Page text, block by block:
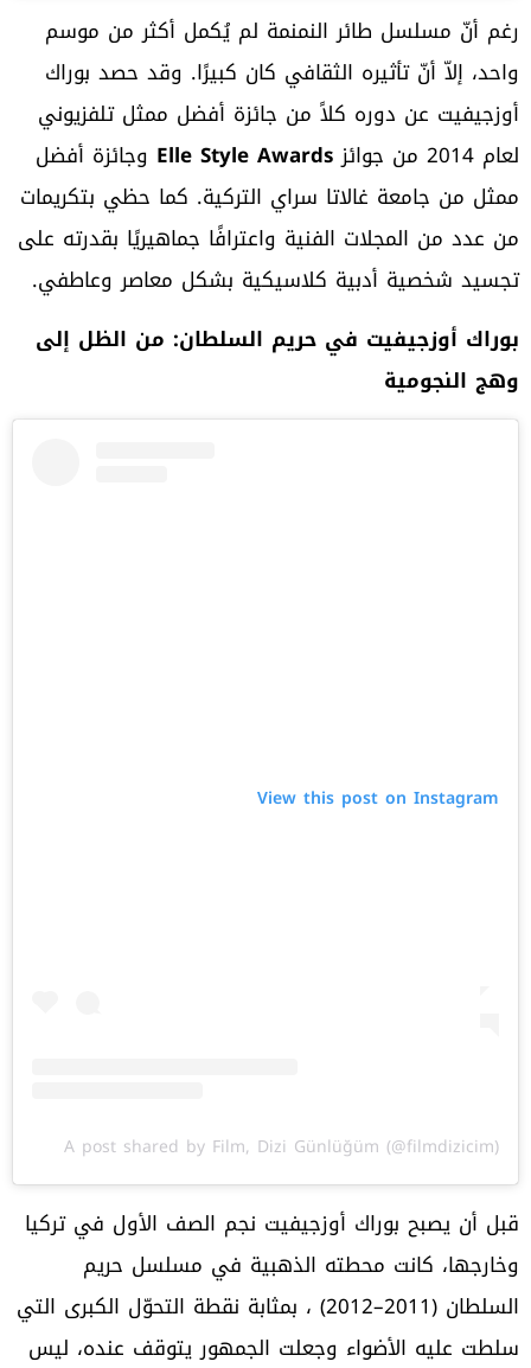
رغم أنّ مسلسل طائر النمنمة لم يُكمل أكثر من موسم
واحد، إلاّ أنّ تأثيره الثقافي كان كبيرًا. وقد حصد بوراك
أوزجيفيت عن دوره كلاً من جائزة أفضل ممثل تلفزيوني
لعام 2014 من جوائز
Elle Style Awards وجائزة أفضل
ممثل من جامعة غالاتا سراي التركية. كما حظي بتكريمات
من عدد من المجلات الفنية واعترافًا جماهيريًا بقدرته على
تجسيد شخصية أدبية كلاسيكية بشكل معاصر وعاطفي.
بوراك أوزجيفيت في حريم السلطان: من الظل إلى
وهج النجومية
View this post on Instagram
A post shared by Film, Dizi Günlüğüm (@filmdizicim)
قبل أن يصبح بوراك أوزجيفيت نجم الصف الأول في تركيا
وخارجها، كانت محطته الذهبية في مسلسل حريم
السلطان (2011–2012) ، بمثابة نقطة التحوّل الكبرى التي
سلطت عليه الأضواء وجعلت الجمهور يتوقف عنده، ليس